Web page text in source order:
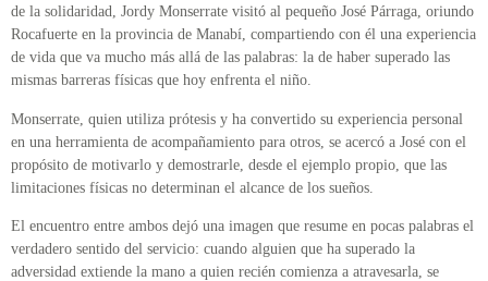
de la solidaridad, Jordy Monserrate visitó al pequeño José Párraga, oriundo
Rocafuerte en la provincia de Manabí, compartiendo con él una experiencia
de vida que va mucho más allá de las palabras: la de haber superado las
mismas barreras físicas que hoy enfrenta el niño.
Monserrate, quien utiliza prótesis y ha convertido su experiencia personal
en una herramienta de acompañamiento para otros, se acercó a José con el
propósito de motivarlo y demostrarle, desde el ejemplo propio, que las
limitaciones físicas no determinan el alcance de los sueños.
El encuentro entre ambos dejó una imagen que resume en pocas palabras el
verdadero sentido del servicio: cuando alguien que ha superado la
adversidad extiende la mano a quien recién comienza a atravesarla, se